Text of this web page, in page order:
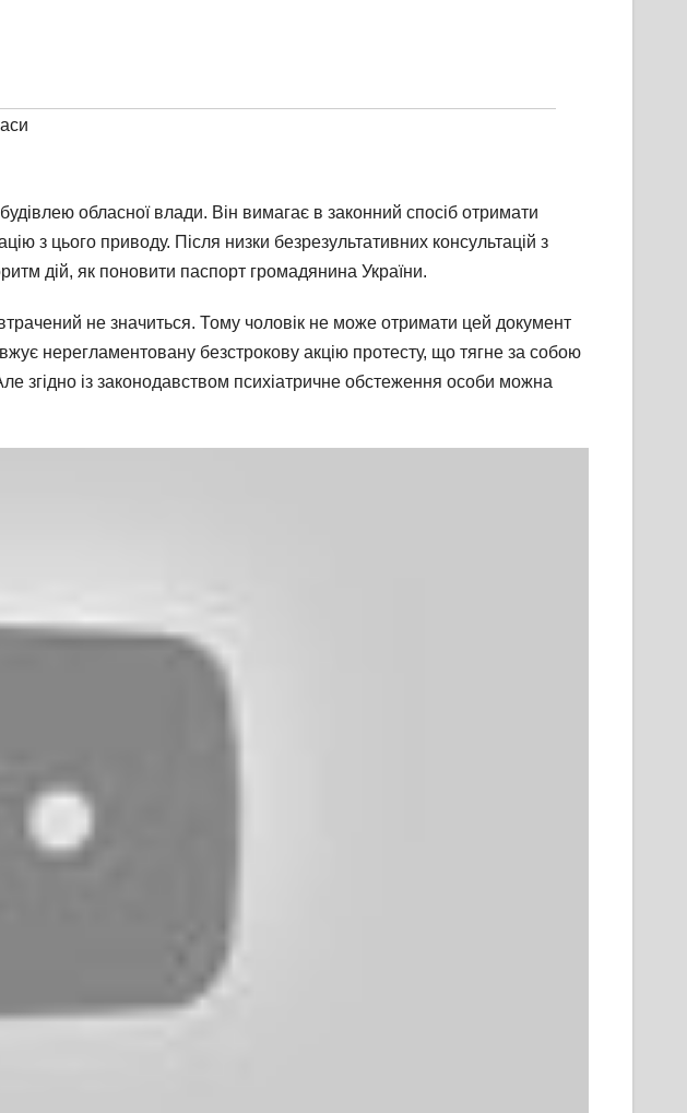
обласної влади. Він вимагає в законний спосіб отримати
з цього приводу. Після низки безрезультативних консультацій з
дій, як поновити паспорт громадянина України.
не значиться. Тому чоловік не може отримати цей документ
нерегламентовану безстрокову акцію протесту, що тягне за собою
згідно із законодавством психіатричне обстеження особи можна